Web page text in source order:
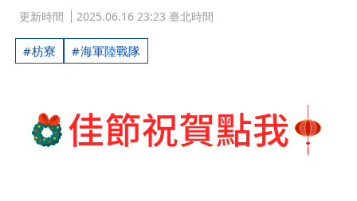
更新時間 2025.06.16 23:23 臺北時間
枋寮 海軍陸戰隊